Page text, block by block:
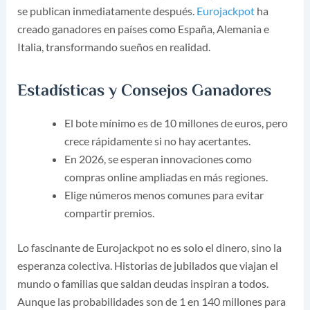
se publican inmediatamente después. Eurojackpotha
creado ganadores en países como España, Alemania e
Italia, transformando sueños en realidad.
Estadísticas y Consejos Ganadores
El bote mínimo es de 10 millones de euros, pero
crece rápidamente si no hay acertantes.
En 2026, se esperan innovaciones como
compras online ampliadas en más regiones.
Elige números menos comunes para evitar
compartir premios.
Lo fascinante de Eurojackpot no es solo el dinero, sino la
esperanza colectiva. Historias de jubilados que viajan el
mundo o familias que saldan deudas inspiran a todos.
Aunque las probabilidades son de 1 en 140 millones para